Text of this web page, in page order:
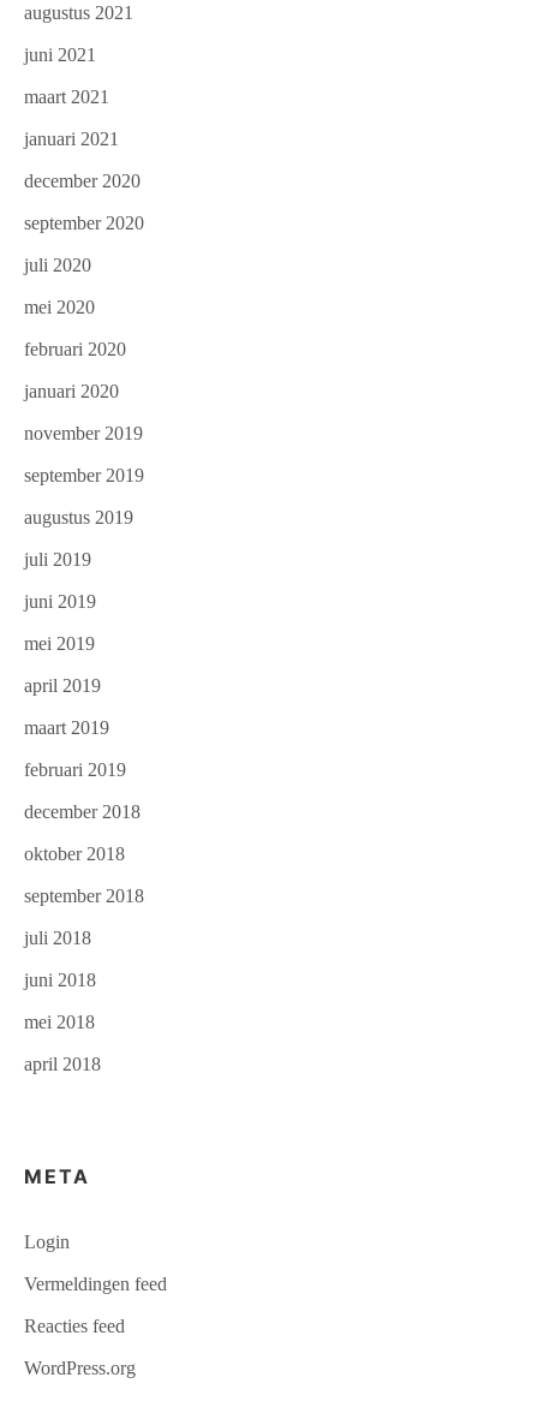
augustus 2021
juni 2021
maart 2021
januari 2021
december 2020
september 2020
juli 2020
mei 2020
februari 2020
januari 2020
november 2019
september 2019
augustus 2019
juli 2019
juni 2019
mei 2019
april 2019
maart 2019
februari 2019
december 2018
oktober 2018
september 2018
juli 2018
juni 2018
mei 2018
april 2018
META
Login
Vermeldingen feed
Reacties feed
WordPress.org